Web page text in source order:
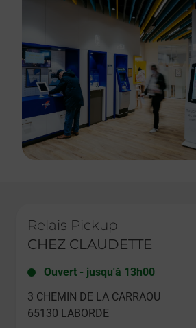
Relais Pickup
CHEZ CLAUDETTE
Ouvert - jusqu'à 13h00
3 CHEMIN DE LA CARRAOU
65130 LABORDE